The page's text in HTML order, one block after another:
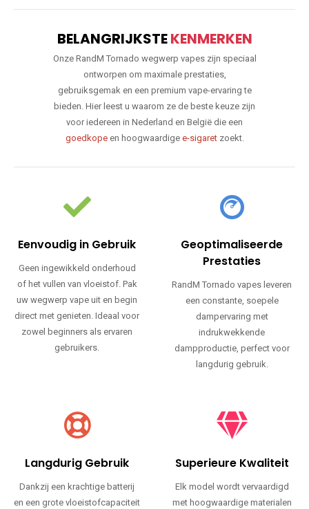
BELANGRIJKSTEKENMERKEN
Onze RandM Tornado wegwerp vapes zijn speciaal
ontworpen om maximale prestaties,
gebruiksgemak en een premium vape-ervaring te
bieden. Hier leest u waarom ze de beste keuze zijn
voor iedereen in Nederland en België die een
goedkopeen hoogwaardige e-sigaretzoekt.
Eenvoudig in Gebruik
Geen ingewikkeld onderhoud
of het vullen van vloeistof. Pak
uw wegwerp vape uit en begin
direct met genieten. Ideaal voor
zowel beginners als ervaren
gebruikers.
Geoptimaliseerde
Prestaties
RandM Tornado vapes leveren
een constante, soepele
dampervaring met
indrukwekkende
dampproductie, perfect voor
langdurig gebruik.
Langdurig Gebruik
Dankzij een krachtige batterij
en een grote vloeistofcapaciteit
Superieure Kwaliteit
Elk model wordt vervaardigd
met hoogwaardige materialen